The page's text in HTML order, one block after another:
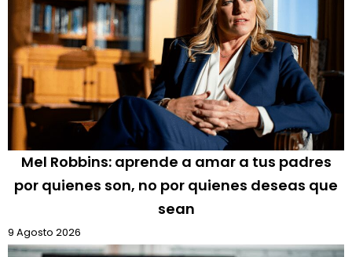
Mel Robbins: aprende a amar a tus padres
por quienes son, no por quienes deseas que
sean
9 Agosto 2026